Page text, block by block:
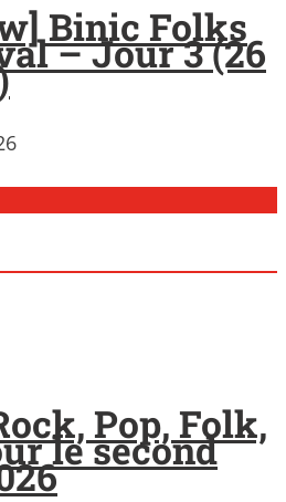
Binic Folks
– Jour 3 (26
Pop, Folk,
le second